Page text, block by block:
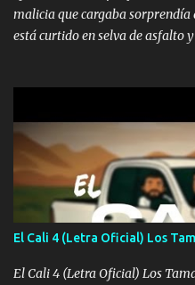
malicia que cargaba sorprendía
está curtido en selva de asfalto
pa más pues hay charola les
otra Música Surcando bien mi
los lados aquel que no corre
Ya pasé varias hazañas ya
de este León los estatales no
también la nueve que cargo al
al traicionero damos pa abajo
pues hay charola les voy a dar
El Cali 4 (Letra Oficial) Los
El Cali 4 (Letra Oficial) Los